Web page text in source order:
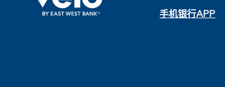
手机银行APP